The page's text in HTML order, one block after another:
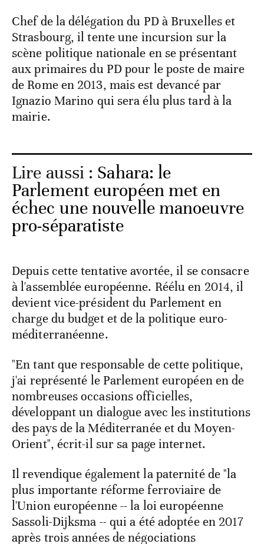
Chef de la délégation du PD à Bruxelles et
Strasbourg, il tente une incursion sur la
scène politique nationale en se présentant
aux primaires du PD pour le poste de maire
de Rome en 2013, mais est devancé par
Ignazio Marino qui sera élu plus tard à la
mairie.
Lire aussi : Sahara: le
Parlement européen met en
échec une nouvelle manoeuvre
pro-séparatiste
Depuis cette tentative avortée, il se consacre
à l'assemblée européenne. Réélu en 2014, il
devient vice-président du Parlement en
charge du budget et de la politique euro-
méditerranéenne.
"En tant que responsable de cette politique,
j'ai représenté le Parlement européen en de
nombreuses occasions officielles,
développant un dialogue avec les institutions
des pays de la Méditerranée et du Moyen-
Orient", écrit-il sur sa page internet.
Il revendique également la paternité de "la
plus importante réforme ferroviaire de
l'Union européenne -- la loi européenne
Sassoli-Dijksma -- qui a été adoptée en 2017
après trois années de négociations